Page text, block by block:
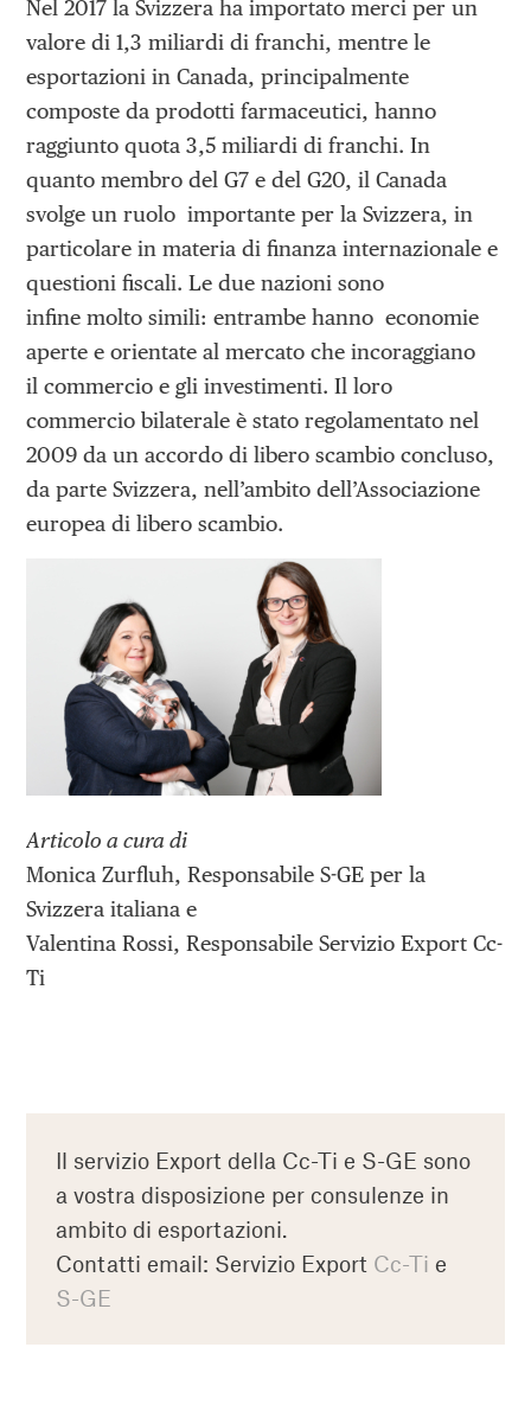
Nel 2017 la Svizzera ha importato merci per un
valore di 1,3 miliardi di franchi, mentre le
esportazioni in Canada, principalmente
composte da prodotti farmaceutici, hanno
raggiunto quota 3,5 miliardi di franchi. In
quanto membro del G7 e del G20, il Canada
svolge un ruolo importante per la Svizzera, in
particolare in materia di finanza internazionale e
questioni fiscali. Le due nazioni sono
infine molto simili: entrambe hanno economie
aperte e orientate al mercato che incoraggiano
il commercio e gli investimenti. Il loro
commercio bilaterale è stato regolamentato nel
2009 da un accordo di libero scambio concluso,
da parte Svizzera, nell’ambito dell’Associazione
europea di libero scambio.
Articolo a cura di
Monica Zurfluh, Responsabile S-GE per la
Svizzera italiana e
Valentina Rossi, Responsabile Servizio Export Cc-
Ti
Il servizio Export della Cc-Ti e S-GE sono
a vostra disposizione per consulenze in
ambito di esportazioni.
Contatti email: Servizio Export Cc-Ti e
S-GE